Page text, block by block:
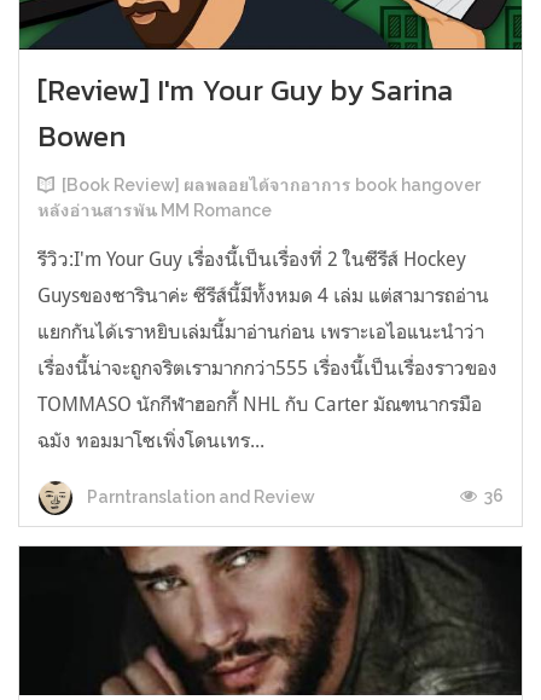
[Review] I'm Your Guy by Sarina
Bowen
[Book Review] ผลพลอยได้จากอาการ book hangover
หลังอ่านสารพัน MM Romance
รีวิว:I'm Your Guy เรื่องนี้เป็นเรื่องที่ 2 ในซีรีส์ Hockey
Guysของซารินาค่ะ ซีรีส์นี้มีทั้งหมด 4 เล่ม แต่สามารถอ่าน
แยกกันได้เราหยิบเล่มนี้มาอ่านก่อน เพราะเอไอแนะนำว่า
เรื่องนี้น่าจะถูกจริตเรามากกว่า555 เรื่องนี้เป็นเรื่องราวของ
TOMMASO นักกีฬาฮอกกี้ NHL กับ Carter มัณฑนากรมือ
ฉมัง ทอมมาโซเพิ่งโดนเทร...
Parntranslation and Review 36